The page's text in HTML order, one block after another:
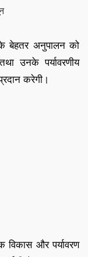
बेहतर अनुपालन को
उनके पर्यावरणीय
करेगी।
विकास और पर्यावरण